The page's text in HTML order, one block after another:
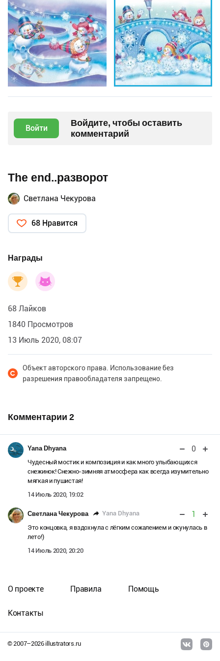
Войти
Войдите, чтобы оставить
комментарий
The end..разворот
Светлана Чекурова
68 Нравится
Награды
68 Лайков
1840 Просмотров
13 Июль 2020, 08:07
Объект авторского права. Использование без
разрешения правообладателя запрещено.
Комментарии 2
Yana Dhyana 0
Чудесный мостик и композиция и как много улыбающихся
снежинок! Снежно-зимняя атмосфера как всегда изумительно
мягкая и пушистая!
14 Июль 2020, 19:02
Светлана Чекурова Yana Dhyana 1
Это концовка, я вздохнула с лёгким сожалением и окунулась в
лето!)
14 Июль 2020, 20:20
© 2007–2026illustrators.ru
О проекте Правила Помощь
Контакты